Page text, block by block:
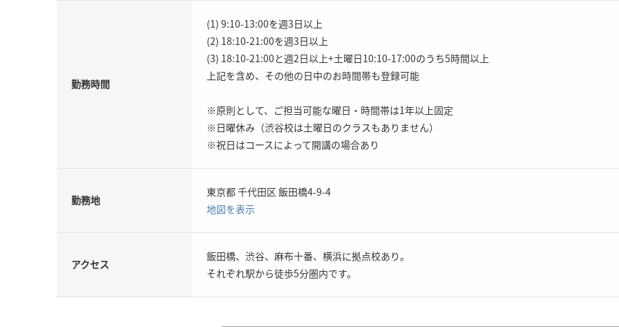
勤務時間
(1) 9:10-13:00を週3日以上
(2) 18:10-21:00を週3日以上
(3) 18:10-21:00と週2日以上+土曜日10:10-17:00のうち5時間以上
上記を含め、その他の日中のお時間帯も登録可能
※原則として、ご担当可能な曜日・時間帯は1年以上固定
※日曜休み（渋谷校は土曜日のクラスもありません）
※祝日はコースによって開講の場合あり
勤務地
東京都 千代田区 飯田橋4-9-4
地図を表示
アクセス
飯田橋、渋谷、麻布十番、横浜に拠点校あり。
それぞれ駅から徒歩5分圏内です。